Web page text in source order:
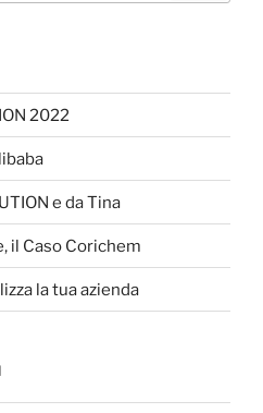
2022
e da Tina
il Caso Corichem
la tua azienda